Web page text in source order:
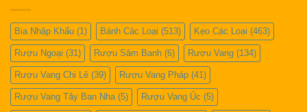
Bia Nhập Khẩu (1) Bánh Các Loại (513) Kẹo Các Loại (463)
Rượu Ngoại (31) Rượu Sâm Banh (6) Rượu Vang (134)
Rượu Vang Chi Lê (39) Rượu Vang Pháp (41)
Rượu Vang Tây Ban Nha (5) Rượu Vang Úc (5)